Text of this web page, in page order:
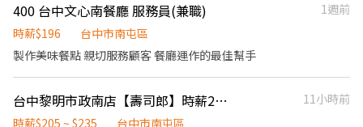
人群相處 4.只應徵長期（一年以上），短期勿試 📌每週彈性排班四
～五天 📌上班時間可依照課表做安排調整 📌時薪$198以上，不定期
發放獎金與聚餐活動 📌上班提供美味員工餐（店內販售之餐點） 📌
400 台中文心南餐廳 服務員(兼職)
1週前
時薪$196
台中市南屯區
製作美味餐點 親切服務顧客 餐廳運作的最佳幫手
台中黎明市政南店【壽司郎】時薪205元起．彈性排班．假日班也ok
11小時前
時薪$205 ~ $235
台中市南屯區